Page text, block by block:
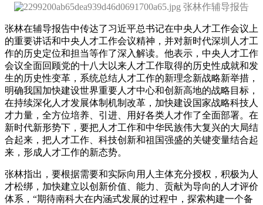
张林作辅导报告
张林在辅导报告中传达了习近平总书记在中央人才工作会议上
的重要讲话和中央人才工作会议精神，并对新时代深圳人才工
作的历史定位和担当等作了深入解读。他表示，中央人才工作
会议全面回顾党的十八大以来人才工作取得的历史性成就和发
生的历史性变革，系统总结人才工作的新理念新战略新举措，
明确我国加快建设世界重要人才中心和创新高地的战略目标，
在持续深化人才发展体制机制改革，加快建设国家战略科技人
才力量，全方位培养、引进、用好各类人才作了全面部署。在
新时代新形势下，要把人才工作和中华民族伟大复兴的大局结
合起来，把人才工作、科技创新和祖国强盛的关键变量结合起
来，形成人才工作的新态势。
张林指出，要根据需要和实际向用人主体充分授权，积极为人
才松绑，加快建立以创新价值、能力、贡献为导向的人才评价
体系，“期待南科大在内涵式发展的过程中，探索构建一个备